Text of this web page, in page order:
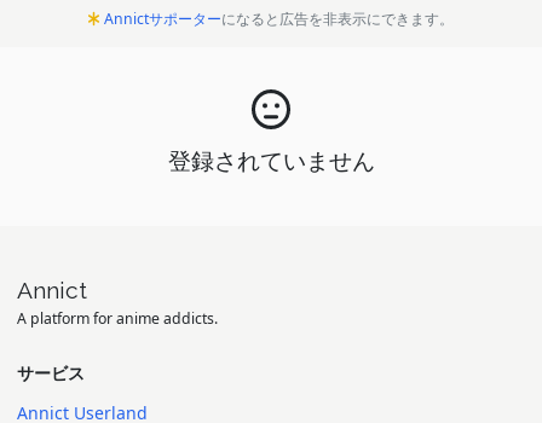
Annictサポーターになると広告を非表示にできます。
登録されていません
Annict
A platform for anime addicts.
サービス
Annict Userland